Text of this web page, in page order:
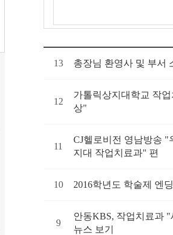
13 총장님 환영사 및 부서
12
가톨릭상지대학교 작
상"
11
CJ헬로비전 영남방송
지대 작업치료과" 편
10 2016학년도 학술제 엔
9
안동KBS, 작업치료과
뉴스 보기